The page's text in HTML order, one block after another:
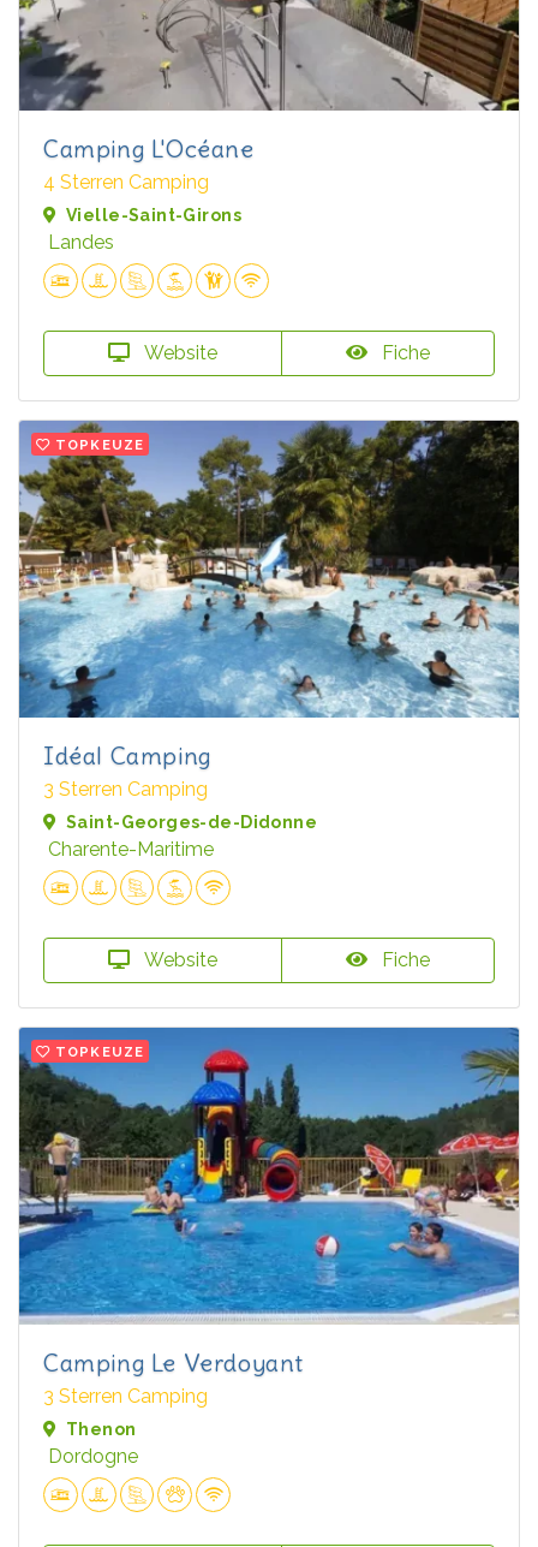
Camping L'Océane
4 Sterren Camping
Vielle-Saint-Girons
Landes
Website Fiche
TOPKEUZE
Idéal Camping
3 Sterren Camping
Saint-Georges-de-Didonne
Charente-Maritime
Website Fiche
TOPKEUZE
Camping Le Verdoyant
3 Sterren Camping
Thenon
Dordogne